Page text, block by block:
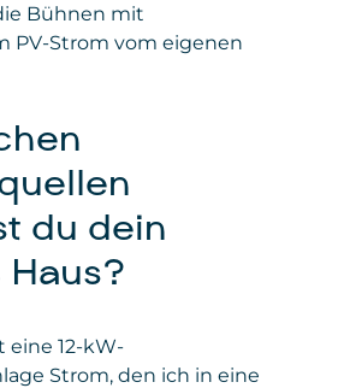
Bühnen mit
PV-Strom vom eigenen
du dein
Haus?
eine 12-kW-
Strom, den ich in eine